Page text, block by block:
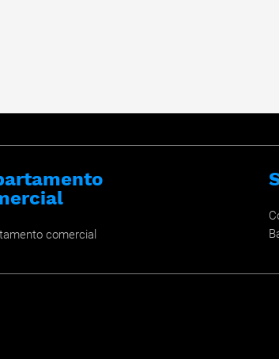
comercial